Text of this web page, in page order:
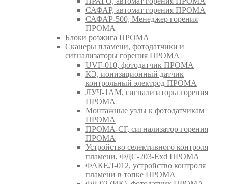
САФАР, автомат горения ПРОМА
САФАР-500, Менеджер горения
ПРОМА
Блоки розжига ПРОМА
Сканеры пламени, фотодатчики и
сигнализаторы горения ПРОМА
UVF-010, фотодатчик ПРОМА
КЭ, ионизационный датчик
контрольный электрод ПРОМА
ЛУЧ-1АМ, сигнализаторы горения
ПРОМА
Монтажные узлы к фотодатчикам
ПРОМА
ПРОМА-СГ, сигнализатор горения
ПРОМА
Устройство селективного контроля
пламени, ФДС-203-Exd ПРОМА
ФАКЕЛ-012, устройство контроля
пламени в топке ПРОМА